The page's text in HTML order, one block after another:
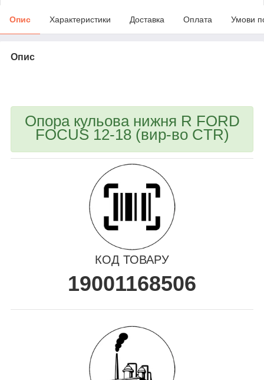
Опис Характеристики Доставка Оплата Умови
Опис
Опора кульова нижня R FORD
FOCUS 12-18 (вир-во CTR)
КОД ТОВАРУ
19001168506